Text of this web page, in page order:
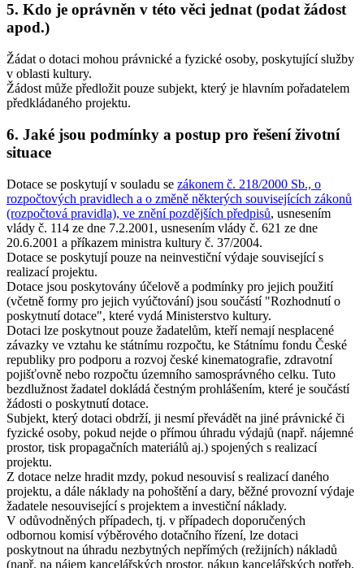
5. Kdo je oprávněn v této věci jednat (podat žádost
apod.)
Žádat o dotaci mohou právnické a fyzické osoby, poskytující služby
v oblasti kultury.
Žádost může předložit pouze subjekt, který je hlavním pořadatelem
předkládaného projektu.
6. Jaké jsou podmínky a postup pro řešení životní
situace
Dotace se poskytují v souladu se zákonem č. 218/2000 Sb., o
rozpočtových pravidlech a o změně některých souvisejících zákonů
(rozpočtová pravidla), ve znění pozdějších předpisů, usnesením
vlády č. 114 ze dne 7.2.2001, usnesením vlády č. 621 ze dne
20.6.2001 a příkazem ministra kultury č. 37/2004.
Dotace se poskytují pouze na neinvestiční výdaje související s
realizací projektu.
Dotace jsou poskytovány účelově a podmínky pro jejich použití
(včetně formy pro jejich vyúčtování) jsou součástí "Rozhodnutí o
poskytnutí dotace", které vydá Ministerstvo kultury.
Dotaci lze poskytnout pouze žadatelům, kteří nemají nesplacené
závazky ve vztahu ke státnímu rozpočtu, ke Státnímu fondu České
republiky pro podporu a rozvoj české kinematografie, zdravotní
pojišťovně nebo rozpočtu územního samosprávného celku. Tuto
bezdlužnost žadatel dokládá čestným prohlášením, které je součástí
žádosti o poskytnutí dotace.
Subjekt, který dotaci obdrží, ji nesmí převádět na jiné právnické či
fyzické osoby, pokud nejde o přímou úhradu výdajů (např. nájemné
prostor, tisk propagačních materiálů aj.) spojených s realizací
projektu.
Z dotace nelze hradit mzdy, pokud nesouvisí s realizací daného
projektu, a dále náklady na pohoštění a dary, běžné provozní výdaje
žadatele nesouvisející s projektem a investiční náklady.
V odůvodněných případech, tj. v případech doporučených
odbornou komisí výběrového dotačního řízení, lze dotaci
poskytnout na úhradu nezbytných nepřímých (režijních) nákladů
(např. na nájem kancelářských prostor, nákup kancelářských potřeb,